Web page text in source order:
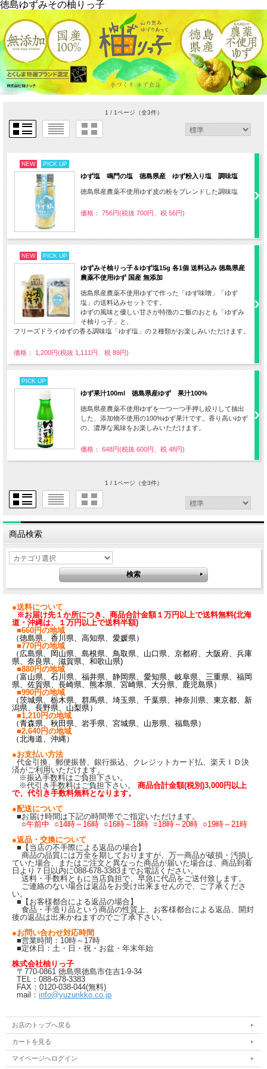
徳島ゆずみその柚りっ子
1 / 1ページ（全3件）
NEW PICK UP
ゆず塩 鳴門の塩 徳島県産 ゆず粉入り塩 調味塩
徳島県産農薬不使用ゆず皮の粉をブレンドした調味塩
価格： 756円(税抜 700円、税 56円)
NEW PICK UP
ゆずみそ柚りっ子＆ゆず塩15g 各1個 送料込み 徳島県産
農薬不使用ゆず 国産 無添加
徳島県産農薬不使用ゆずで作った「ゆず味噌」「ゆず
塩」の送料込みセットです。
ゆずの風味と優しい甘さが特徴のご飯のおとも「ゆずみ
そ柚りっ子」と、
フリーズドライゆずの香る調味塩「ゆず塩」の２種類がお楽しみいただけます。
価格： 1,200円(税抜 1,111円、税 89円)
PICK UP
ゆず果汁100ml 徳島県産ゆず 果汁100%
徳島県産農薬不使用ゆずを一つ一つ手押し絞りして抽出
した、添加物不使用の100%ゆず果汁です。香り高いゆず
の、濃厚な風味をお楽しみいただけます。
価格： 648円(税抜 600円、税 48円)
1 / 1ページ（全3件）
商品検索
●送料について
※お届け先１か所につき、商品合計金額１万円以上で送料無料(北海
道・沖縄は、１万円以上で送料半額)
■660円の地域
（徳島県、香川県、高知県、愛媛県）
■770円の地域
（広島県、岡山県、島根県、鳥取県、山口県、京都府、大阪府、兵庫
県、奈良県、滋賀県、和歌山県)
■880円の地域
（富山県、石川県、福井県、静岡県、愛知県、岐阜県、三重県、福岡
県、佐賀県、長崎県、熊本県、宮崎県、大分県、鹿児島県）
■990円の地域
（茨城県、栃木県、群馬県、埼玉県、千葉県、神奈川県、東京都、新
潟県、長野県、山梨県）
■1,210円の地域
（青森県、秋田県、岩手県、宮城県、山形県、福島県）
■2,640円の地域
（北海道、沖縄）
●お支払い方法
代金引換、郵便振替、銀行振込、クレジットカード払、楽天ＩＤ決
済がご利用いただけます。
※振込手数料はご負担下さい。
※代引き手数料はご負担下さい。 商品合計金額(税別)3,000円以上
で、代引き手数料無料となります。
●配送について
■お届け時間は下記の時間帯でご指定いただけます。
○午前中 ○14時～16時 ○16時～18時 ○18時～20時 ○19時～21時
●返品・交換について
■【当店の不手際による返品の場合】
商品の品質には万全を期しておりますが、万一商品が破損・汚損し
ていた場合、またはご注文と異なった商品が届いた場合は、商品到着
日より７日以内に088-678-3383までお電話ください。
送料・手数料ともに当店負担で、早急に代品をご送付致します。
ご連絡のない場合は返品をお受け出来ませんので、ご了承くださ
い。
■【お客様都合による返品の場合】
食品・手造り品という商品の性質上、お客様都合による返品、開封
後の返品は出来かねますのでご了承下さい。
●お問い合わせ対応時間
■営業時間：10時～17時
■定休日：土・日・祝・お盆・年末年始
株式会社柚りっ子
〒770-0861 徳島県徳島市住吉1-9-34
TEL：088-678-3383
FAX：0120-038-044(無料)
mail： info@yuzurikko.co.jp
お店のトップへ戻る
カートを見る
マイページへログイン